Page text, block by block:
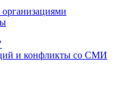
и конфликты со СМИ